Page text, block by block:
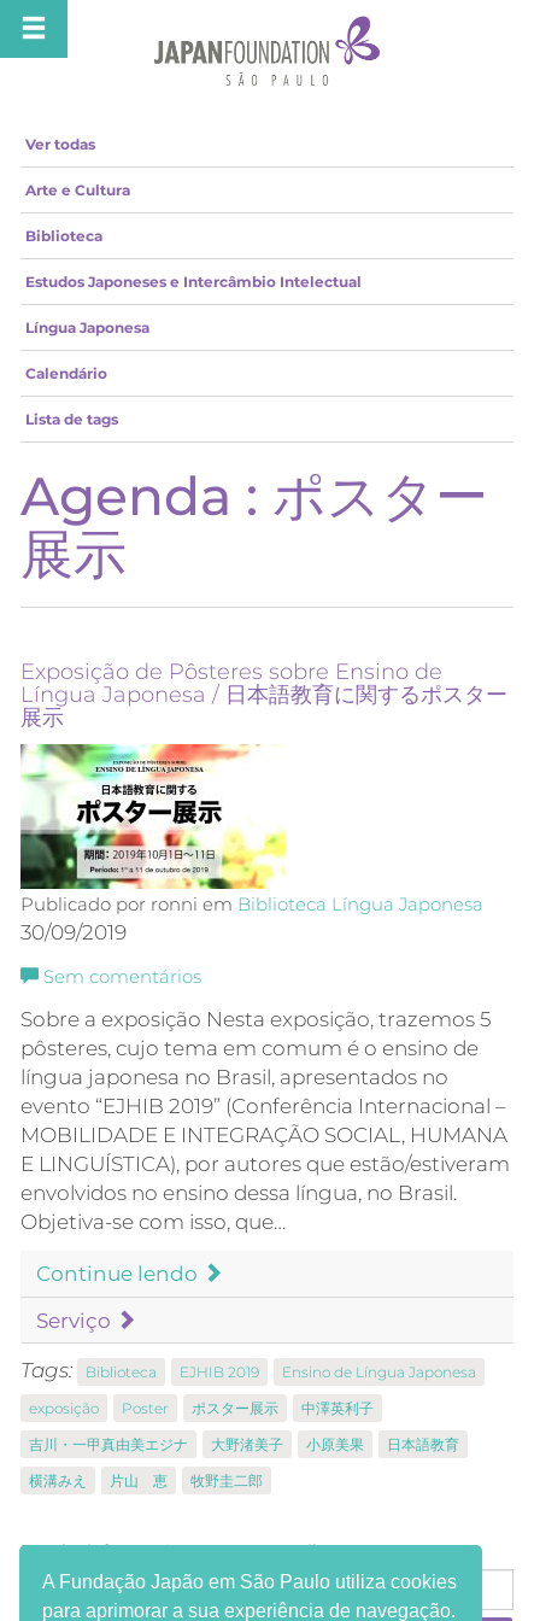
Ver todas
Arte e Cultura
Biblioteca
Estudos Japoneses e Intercâmbio Intelectual
Língua Japonesa
Calendário
Lista de tags
Agenda : ポスター
展示
Exposição de Pôsteres sobre Ensino de
Língua Japonesa / 日本語教育に関するポスター
展示
Publicado por ronni em Biblioteca Língua Japonesa
30/09/2019
Sem comentários
Sobre a exposição Nesta exposição, trazemos 5
pôsteres, cujo tema em comum é o ensino de
língua japonesa no Brasil, apresentados no
evento “EJHIB 2019” (Conferência Internacional –
MOBILIDADE E INTEGRAÇÃO SOCIAL, HUMANA
E LINGUÍSTICA), por autores que estão/estiveram
envolvidos no ensino dessa língua, no Brasil.
Objetiva-se com isso, que…
Continue lendo
Serviço
Tags: Biblioteca EJHIB 2019
Ensino de Língua Japonesa
exposição
Poster ポスター展示
中澤英利子
吉川・一甲真由美エジナ
大野渚美子 小原美果
日本語教育
横溝みえ
片山 恵 牧野圭二郎
Receba informações em seu e-mail:
A Fundação Japão em São Paulo utiliza cookies
para aprimorar a sua experiência de navegação.